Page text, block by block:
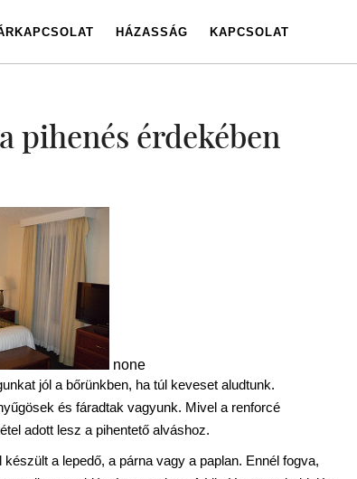
HÁZASSÁG KAPCSOLAT
pihenés érdekében
none
jól a bőrünkben, ha túl keveset aludtunk.
és fáradtak vagyunk. Mivel a renforcé
adott lesz a pihentető alváshoz.
a lepedő, a párna vagy a paplan. Ennél fogva,